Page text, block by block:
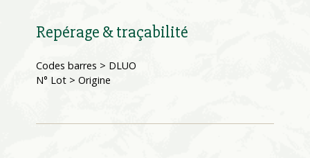
Repérage & traçabilité
Codes barres > DLUO
N° Lot > Origine